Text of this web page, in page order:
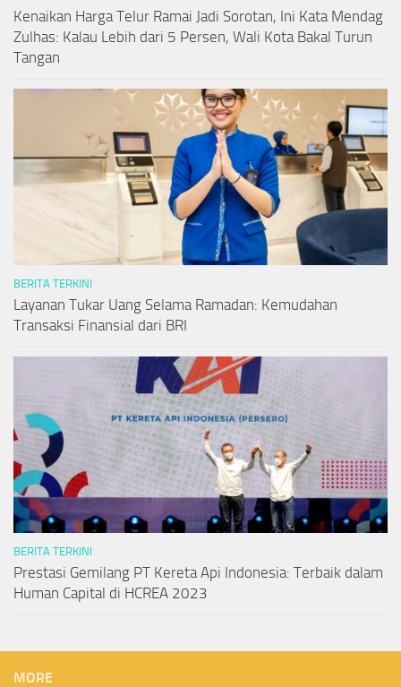
Kenaikan Harga Telur Ramai Jadi Sorotan, Ini Kata Mendag
Zulhas: Kalau Lebih dari 5 Persen, Wali Kota Bakal Turun
Tangan
BERITA TERKINI
Layanan Tukar Uang Selama Ramadan: Kemudahan
Transaksi Finansial dari BRI
BERITA TERKINI
Prestasi Gemilang PT Kereta Api Indonesia: Terbaik dalam
Human Capital di HCREA 2023
MORE